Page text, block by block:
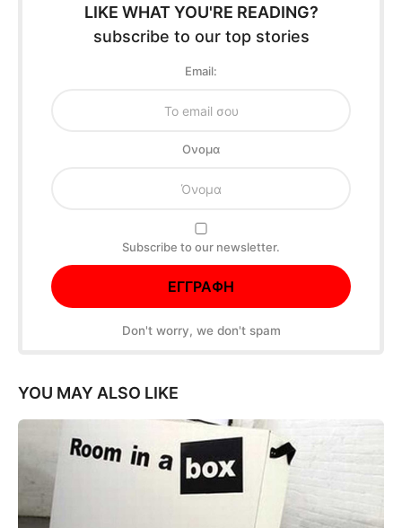
LIKE WHAT YOU'RE READING?
subscribe to our top stories
Email:
Oνομα
Subscribe to our newsletter.
Don't worry, we don't spam
YOU MAY ALSO LIKE